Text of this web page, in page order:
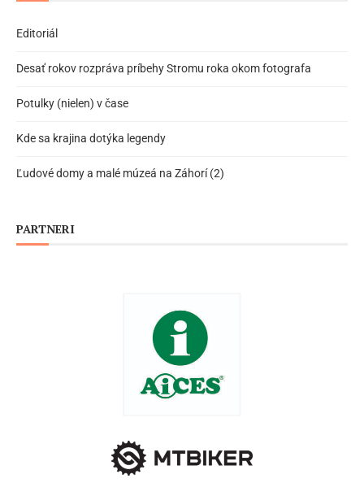
Editoriál
Desať rokov rozpráva príbehy Stromu roka okom fotografa
Potulky (nielen) v čase
Kde sa krajina dotýka legendy
Ľudové domy a malé múzeá na Záhorí (2)
PARTNERI